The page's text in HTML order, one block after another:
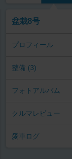
盆栽8号
プロフィール
整備 (3)
フォトアルバム
クルマレビュー
愛車ログ